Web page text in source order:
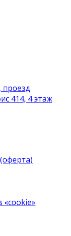
проезд
414, 4 этаж
«cookie»